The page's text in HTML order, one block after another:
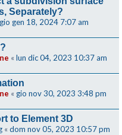
Separately?
gio gen 18, 2024 7:07 am
« lun dic 04, 2023 10:37 am
« gio nov 30, 2023 3:48 pm
to Element 3D
« dom nov 05, 2023 10:57 pm